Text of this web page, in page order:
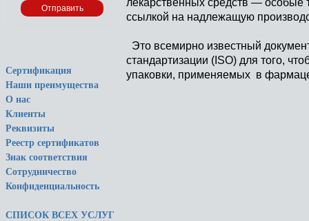
Сертификация
Наши преимущества
О нас
Клиенты
Реквизиты
Реестр сертификатов
Знак соответствия
Сотрудничество
Конфиденциальность
СПИСОК ВСЕХ УСЛУГ
ссылкой на надлежащую
Это всемирно известный
стандартизации (ISO) для того,
упаковки, применяемых в